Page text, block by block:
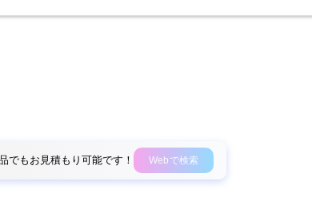
でもお見積もり可能です！ Webで検索